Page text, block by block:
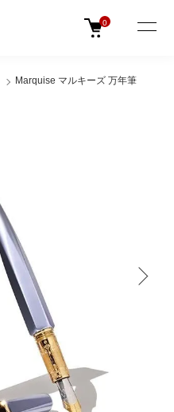
0
Marquise マルキーズ 万年筆